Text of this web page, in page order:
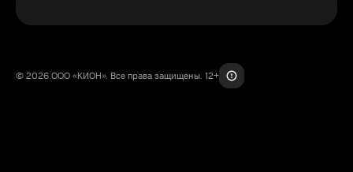
© 2026 ООО «КИОН». Все права защищены. 12+